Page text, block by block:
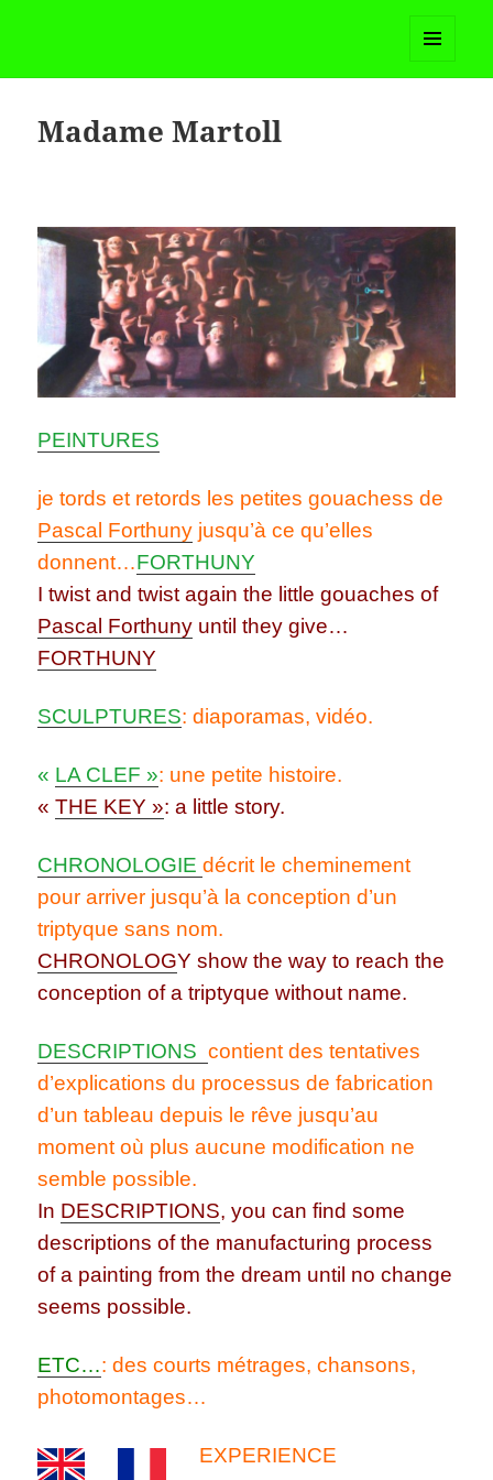
Madame Martoll
PEINTURES
je tords et retords les petites gouachess de
Pascal Forthuny jusqu’à ce qu’elles
donnent…FORTHUNY
I twist and twist again the little gouaches of
Pascal Forthuny until they give…
FORTHUNY
SCULPTURES: diaporamas, vidéo.
« LA CLEF »: une petite histoire.
«THE KEY »: a little story.
CHRONOLOGIEdécrit le cheminement
pour arriver jusqu’à la conception d’un
triptyque sans nom.
CHRONOLOGY show the way to reach the
conception of a triptyque without name.
DESCRIPTIONS contient des tentatives
d’explications du processus de fabrication
d’un tableau depuis le rêve jusqu’au
moment où plus aucune modification ne
semble possible.
In DESCRIPTIONS, you can find some
descriptions of the manufacturing process
of a painting from the dream until no change
seems possible.
ETC…: des courts métrages, chansons,
photomontages…
EXPERIENCE